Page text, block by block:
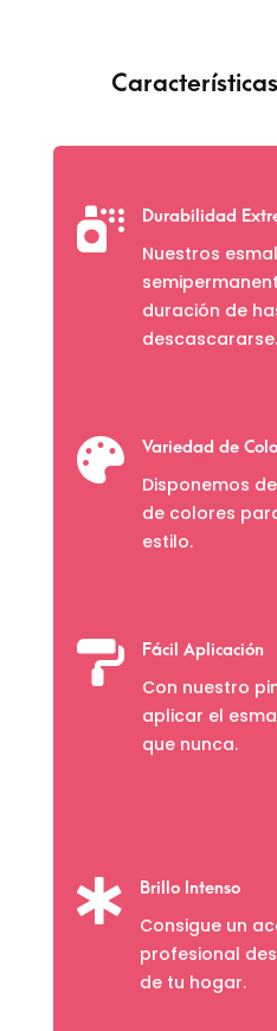
 Durabilidad
Nuestros
duración de
descascararse.
 Variedad de
Disponemos
de colores
estilo.
 Fácil Aplicación
Con nuestro
aplicar el
que nunca.
 Brillo Intenso
Consigue un
profesional
de tu hogar.